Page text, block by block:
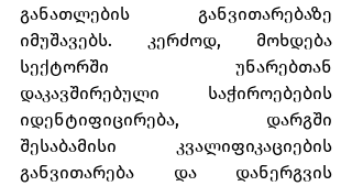
განათლების განვითარებაზე
იმუშავებს. კერძოდ, მოხდება
სექტორში უნარებთან
დაკავშირებული საჭიროებების
იდენტიფიცირება, დარგში
შესაბამისი კვალიფიკაციების
განვითარება და დანერგვის